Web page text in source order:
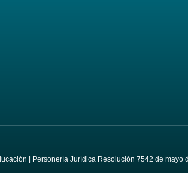
| Personería Jurídica Resolución 7542 de mayo